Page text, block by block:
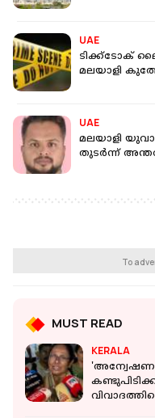
UAE
ടിക്ക്ടോക്
മലയാളി
UAE
മലയാളി
തുടർന്ന്
To
MUST READ
KERALA
'അന്വേഷണം